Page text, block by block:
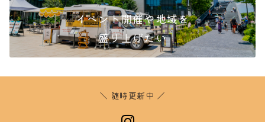
イベント開催や地域を
盛り上げたい
＼ 随時更新中 ／